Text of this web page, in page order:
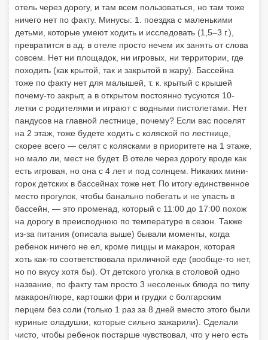
отель через дорогу, и там всем пользоваться, но там тоже
ничего нет по факту. Минусы: 1. поездка с маленькими
детьми, которые умеют ходить и исследовать (1,5–3 г.),
превратится в ад: в отеле просто нечем их занять от слова
совсем. Нет ни площадок, ни игровых, ни территории, где
походить (как крытой, так и закрытой в жару). Бассейна
тоже по факту нет для малышей, т. к. крытый с крышей
почему-то закрыт, а в открытом постоянно тусуются 10-
летки с родителями и играют с водными пистолетами. Нет
пандусов на главной лестнице, почему? Если вас поселят
на 2 этаж, тоже будете ходить с коляской по лестнице,
скорее всего — селят с колясками в приоритете на 1 этаже,
но мало ли, мест не будет. В отеле через дорогу вроде как
есть игровая, но она с 4 лет и под солнцем. Никаких мини-
горок детских в бассейнах тоже нет. По итогу единственное
место прогулок, чтобы банально побегать и не упасть в
бассейн, — это променад, который с 11:00 до 17:00 похож
на дорогу в преисподнюю по температуре в сезон. Также
из-за питания (описала выше) бывали моменты, когда
ребенок ничего не ел, кроме пиццы и макарон, которая
хоть как-то соответствовала приличной еде (вообще-то нет,
но по вкусу хотя бы). От детского уголка в столовой одно
название, по факту там просто 3 несоленых блюда по типу
макарон/пюре, картошки фри и грудки с болгарским
перцем без соли (только 1 раз за 8 дней вместо этого были
куриные оладушки, которые сильно зажарили). Сделали
чисто, чтобы ребенок постарше чувствовал, что у него есть